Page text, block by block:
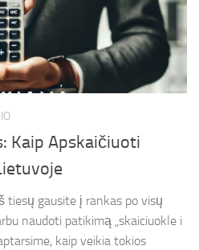
Kaip Apskaičiuoti
tiesų gausite į rankas po visų
naudoti patikimą „skaiciuokle i
kaip veikia tokios